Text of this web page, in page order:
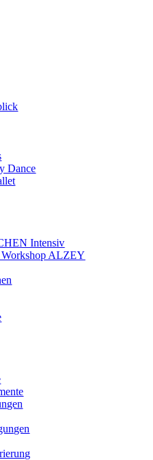
Dance
Intensiv
Workshop ALZEY